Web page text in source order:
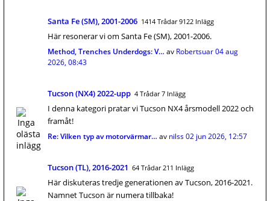
Santa Fe (SM), 2001-2006 1414 Trådar 9122 Inlägg
Här resonerar vi om Santa Fe (SM), 2001-2006.
Method, Trenches Underdogs: V… av Robertsuar04 aug
2026, 08:43
Tucson (NX4) 2022-upp 4 Trådar 7 Inlägg
I denna kategori pratar vi Tucson NX4 årsmodell 2022 och
framåt!
Re: Vilken typ av motorvärmar… av nilss02 jun 2026, 12:57
Tucson (TL), 2016-2021 64 Trådar 211 Inlägg
Här diskuteras tredje generationen av Tucson, 2016-2021.
Namnet Tucson är numera tillbaka!